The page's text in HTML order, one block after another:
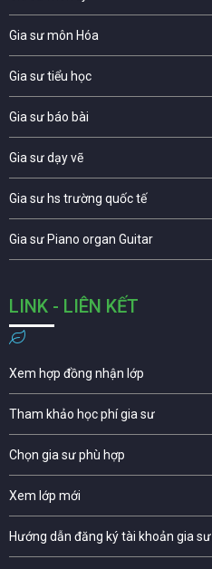
Gia sư môn Hóa
Gia sư tiểu học
Gia sư báo bài
Gia sư dạy vẽ
Gia sư hs trường quốc tế
Gia sư Piano organ Guitar
LINK - LIÊN KẾT
Xem hợp đồng nhận lớp
Tham khảo học phí gia sư
Chọn gia sư phù hợp
Xem lớp mới
Hướng dẫn đăng ký tài khoản gia sư